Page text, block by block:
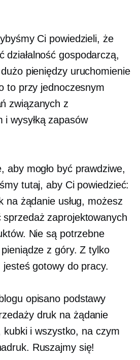
Ci powiedzieli, że
działalność gospodarczą,
pieniędzy uruchomienie
to przy jednoczesnym
związanych z
i wysyłką zapasów
aby mogło być prawdziwe,
tutaj, aby Ci powiedzieć:
na żądanieusług, możesz
zaprojektowanych
Nie są potrzebne
z góry. Z tylko
jesteś gotowy do pracy.
opisano podstawy
druk na żądanie
kubki i wszystko, na czym
Ruszajmy się!